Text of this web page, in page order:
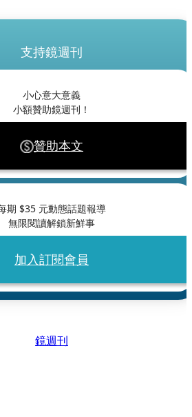
支持鏡週刊
小心意大意義
小額贊助鏡週刊！
贊助本文
期 $35 元動態話題報導
無限閱讀解鎖新鮮事
加入訂閱會員
鏡週刊